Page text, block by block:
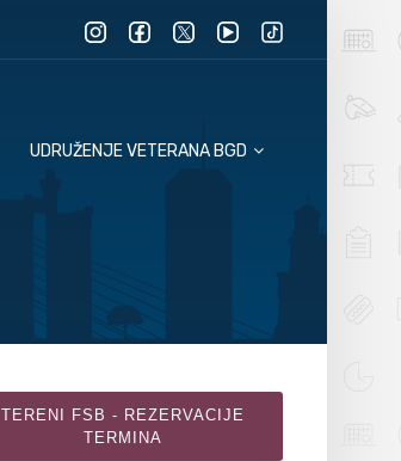
UDRUŽENJE VETERANA BGD
TERENI FSB - REZERVACIJE
TERMINA